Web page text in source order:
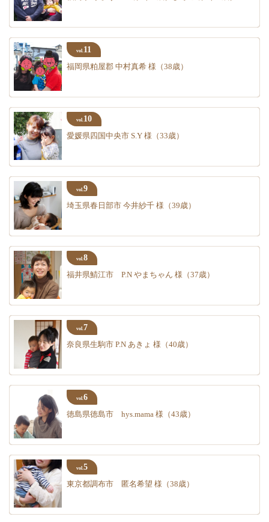
vol. 11
福岡県粕屋郡 中村真希 様（38歳）
vol.10
愛媛県四国中央市 S.Y 様（33歳）
vol.9
埼玉県春日部市 今井紗千 様（39歳）
vol.8
福井県鯖江市 P.N やまちゃん 様（37歳）
vol.7
奈良県生駒市 P.N あきょ 様（40歳）
vol.6
徳島県徳島市 hys.mama 様（43歳）
vol.5
東京都調布市 匿名希望 様（38歳）